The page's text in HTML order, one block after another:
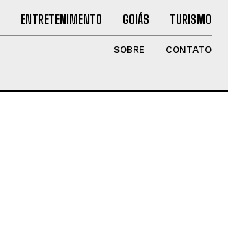
ENTRETENIMENTO GOIÁS TURISMO
SOBRE CONTATO